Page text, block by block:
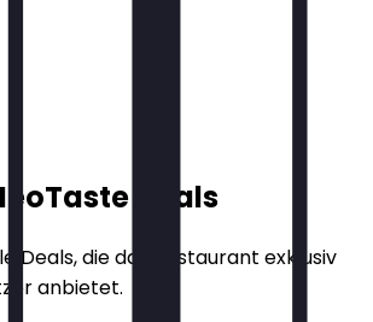
Deals
Deals, die das Restaurant exklusiv
anbietet.